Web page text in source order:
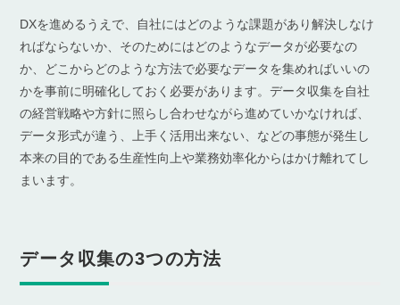
DXを進めるうえで、自社にはどのような課題があり解決しなけ
ればならないか、そのためにはどのようなデータが必要なの
か、どこからどのような方法で必要なデータを集めればいいの
かを事前に明確化しておく必要があります。データ収集を自社
の経営戦略や方針に照らし合わせながら進めていかなければ、
データ形式が違う、上手く活用出来ない、などの事態が発生し
本来の目的である生産性向上や業務効率化からはかけ離れてし
まいます。
データ収集の3つの方法